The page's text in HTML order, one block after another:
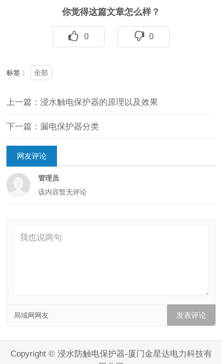
你觉得这篇文章怎么样？
0 0
标签： 全部
上一篇：浸水触电保护器的原理以及效果
下一篇：漏电保护器分类
网友评论
管理员
该内容暂无评论
局域网网友
Copyright © 浸水防触电保护器-厦门金星达电力科技有